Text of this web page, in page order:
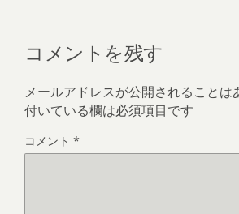
コメントを残す
メールアドレスが公開されることは
付いている欄は必須項目です
コメント *